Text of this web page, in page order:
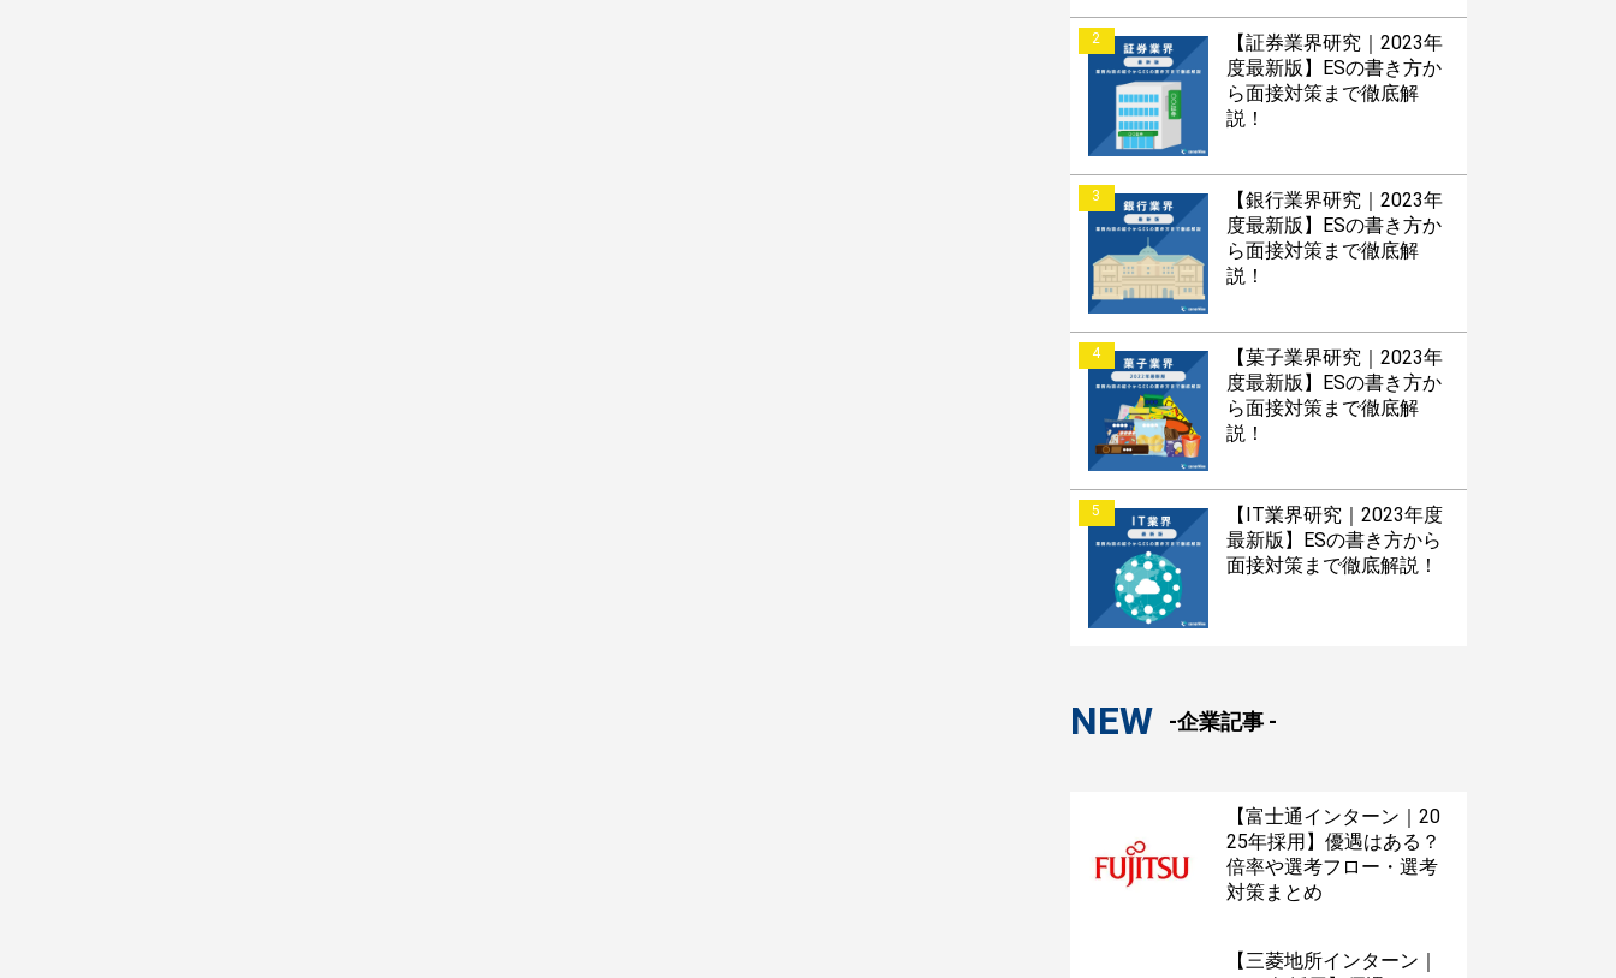
2
【証券業界研究｜2023年
度最新版】ESの書き方か
ら面接対策まで徹底解
説！
3
【銀行業界研究｜2023年
度最新版】ESの書き方か
ら面接対策まで徹底解
説！
4
【菓子業界研究｜2023年
度最新版】ESの書き方か
ら面接対策まで徹底解
説！
5
【IT業界研究｜2023年度
最新版】ESの書き方から
面接対策まで徹底解説！
NEW -企業記事 -
【富士通インターン｜20
25年採用】優遇はある？
倍率や選考フロー・選考
対策まとめ
【三菱地所インターン｜